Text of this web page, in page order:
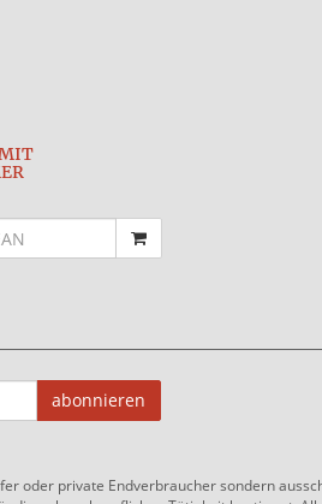
abonnieren
oder private Endverbraucher sondern